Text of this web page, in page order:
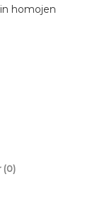
homojen
(0)